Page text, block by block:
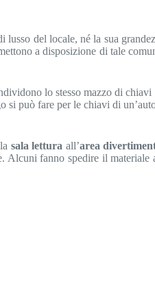
del locale, né la sua
a disposizione di tale
lo stesso mazzo di chiavi
si può fare per le chiavi di
sala lettura all’area
Alcuni fanno spedire il